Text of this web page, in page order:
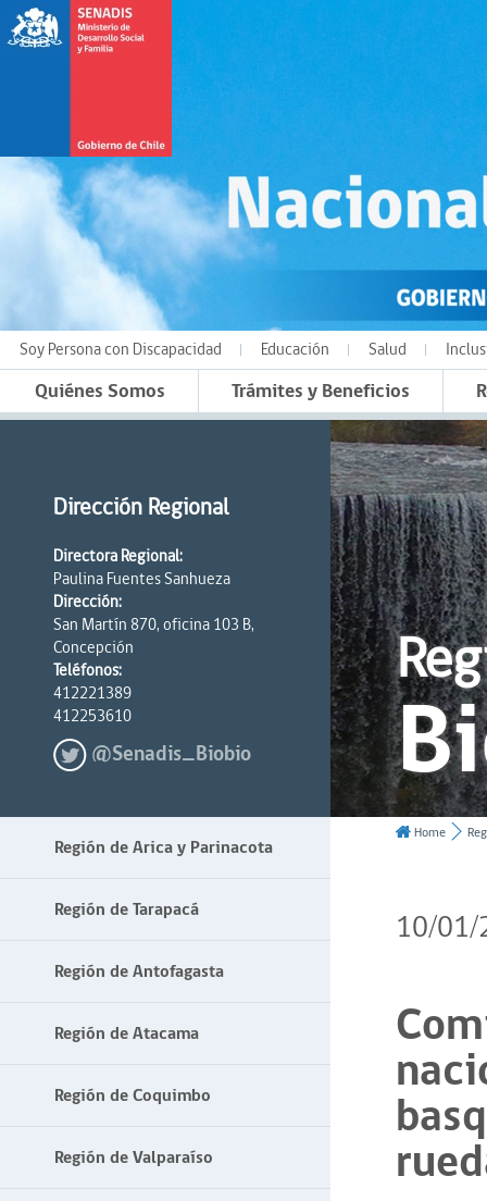
Soy Persona con Discapacidad Educación Salud
Quiénes Somos Trámites y Beneficios
Dirección Regional
Directora Regional:
Paulina Fuentes Sanhueza
Dirección:
San Martín 870, oficina 103 B,
Concepción
Teléfonos:
412221389
412253610
@Senadis_Biobio
Región de Arica y Parinacota
Región de Tarapacá
Región de Antofagasta
Región de Atacama
Región de Coquimbo
Región de Valparaíso
Home
10/